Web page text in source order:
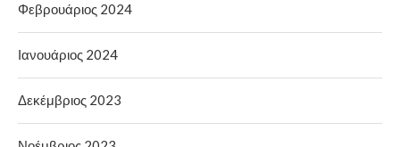
Φεβρουάριος 2024
Ιανουάριος 2024
Δεκέμβριος 2023